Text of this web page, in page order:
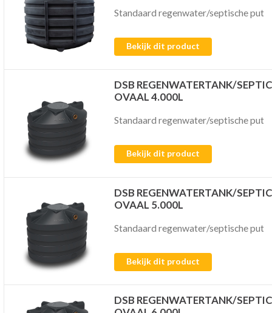
Standaard regenwater/septische put
Bekijk dit product
DSB REGENWATERTANK/SEPTIC
OVAAL 4.000L
Standaard regenwater/septische put
Bekijk dit product
DSB REGENWATERTANK/SEPTIC
OVAAL 5.000L
Standaard regenwater/septische put
Bekijk dit product
DSB REGENWATERTANK/SEPTIC